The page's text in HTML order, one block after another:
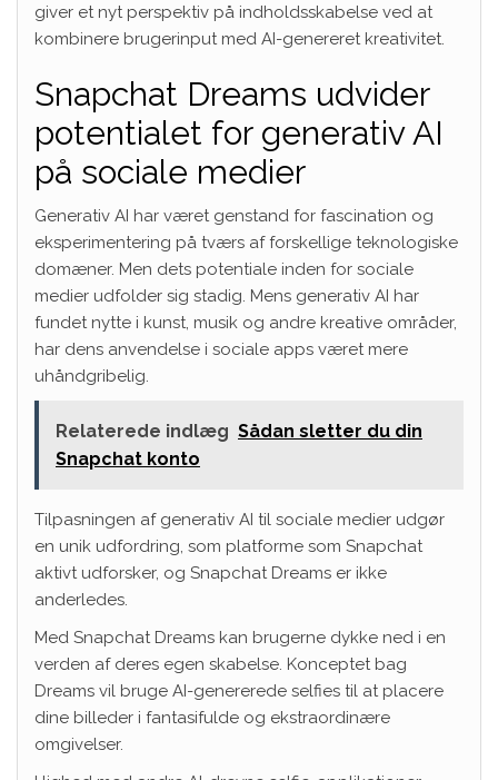
giver et nyt perspektiv på indholdsskabelse ved at
kombinere brugerinput med AI-genereret kreativitet.
Snapchat Dreams udvider
potentialet for generativ AI
på sociale medier
Generativ AI har været genstand for fascination og
eksperimentering på tværs af forskellige teknologiske
domæner. Men dets potentiale inden for sociale
medier udfolder sig stadig. Mens generativ AI har
fundet nytte i kunst, musik og andre kreative områder,
har dens anvendelse i sociale apps været mere
uhåndgribelig.
Relaterede indlæg Sådan sletter du din
Snapchat konto
Tilpasningen af ​​generativ AI til sociale medier udgør
en unik udfordring, som platforme som Snapchat
aktivt udforsker, og Snapchat Dreams er ikke
anderledes.
Med Snapchat Dreams kan brugerne dykke ned i en
verden af ​​deres egen skabelse. Konceptet bag
Dreams vil bruge AI-genererede selfies til at placere
dine billeder i fantasifulde og ekstraordinære
omgivelser.